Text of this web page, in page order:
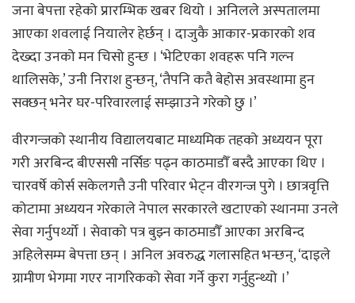
जना बेपत्ता रहेको प्रारम्भिक खबर थियो । अनिलले अस्पतालमा
आएका शवलाई नियालेर हेर्छन् । दाजुकै आकार-प्रकारको शव
देख्दा उनको मन चिसो हुन्छ । ‘भेटिएका शवहरू पनि गल्न
थालिसके,’ उनी निराश हुन्छन्, ‘तैपनि कतै बेहोस अवस्थामा हुन
सक्छन् भनेर घर-परिवारलाई सम्झाउने गरेको छु ।’
वीरगन्जको स्थानीय विद्यालयबाट माध्यमिक तहको अध्ययन पूरा
गरी अरबिन्द बीएससी नर्सिङ पढ्न काठमाडौँ बस्दै आएका थिए ।
चारवर्षे कोर्स सकेलगत्तै उनी परिवार भेट्न वीरगन्ज पुगे । छात्रवृत्ति
कोटामा अध्ययन गरेकाले नेपाल सरकारले खटाएको स्थानमा उनले
सेवा गर्नुपर्थ्यो । सेवाको पत्र बुझ्न काठमाडौँ आएका अरबिन्द
अहिलेसम्म बेपत्ता छन् । अनिल अवरुद्ध गलासहित भन्छन्, ‘दाइले
ग्रामीण भेगमा गएर नागरिकको सेवा गर्ने कुरा गर्नुहुन्थ्यो ।’